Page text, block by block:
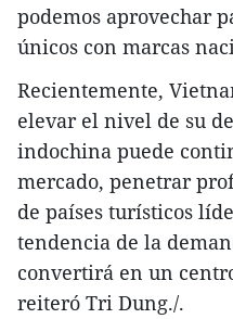
podemos aprovechar
únicos con marcas
Recientemente,
elevar el nivel de su
indochina puede
mercado, penetrar
de países turísticos
tendencia de la
convertirá en un
reiteró Tri Dung./.